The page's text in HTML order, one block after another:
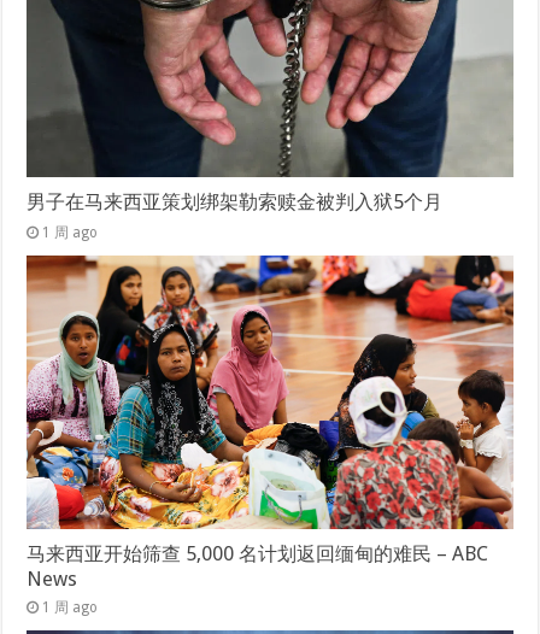
男子在马来西亚策划绑架勒索赎金被判入狱5个月
1 周 ago
马来西亚开始筛查 5,000 名计划返回缅甸的难民 – ABC
News
1 周 ago